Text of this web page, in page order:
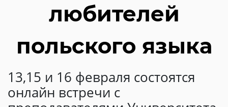
любителей
польского языка
13,15 и 16 февраля состоятся
онлайн встречи с